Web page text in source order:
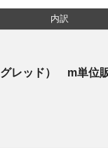
内訳
レッド） m単